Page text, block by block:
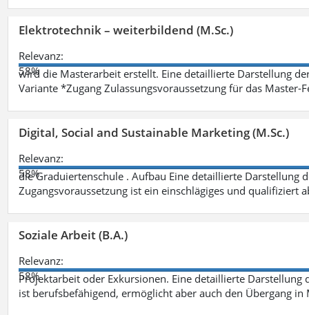
Elektrotechnik – weiterbildend (M.Sc.)
Relevanz:
58%
wird die Masterarbeit erstellt. Eine detaillierte Darstellung
Variante *Zugang Zulassungsvoraussetzung für das Master-
Digital, Social and Sustainable Marketing (M.Sc.)
Relevanz:
58%
die Graduiertenschule . Aufbau Eine detaillierte Darstellung
Zugangsvoraussetzung ist ein einschlägiges und qualifiziert
Soziale Arbeit (B.A.)
Relevanz:
58%
Projektarbeit oder Exkursionen. Eine detaillierte
ist berufsbefähigend, ermöglicht aber auch den Übergang in